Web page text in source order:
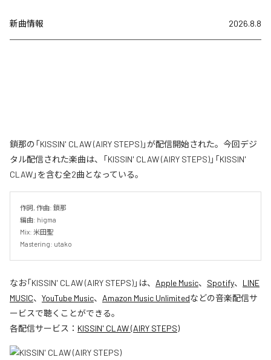
新曲情報 2026.8.8
鎖那の「KISSIN' CLAW (AIRY STEPS)」が配信開始された。今回デジ
タル配信された楽曲は、「KISSIN' CLAW (AIRY STEPS)」「KISSIN'
CLAW」を含む全2曲となっている。
作詞, 作曲: 鎖那
編曲: higma
Mix: 米田聖
Mastering: utako
なお「KISSIN' CLAW (AIRY STEPS)」は、 Apple Music、 Spotify、 LINE
MUSIC、 YouTube Music、 Amazon Music Unlimitedなどの音楽配信サ
ービスで聴くことができる。
各配信サービス： KISSIN' CLAW (AIRY STEPS)